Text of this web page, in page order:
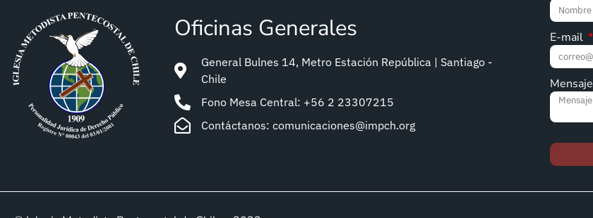
Oficinas Generales
General Bulnes 14, Metro Estación República | Santiago -
Chile
Fono Mesa Central: +56 2 23307215
Contáctanos: comunicaciones@impch.org
E-mail
Mensaje